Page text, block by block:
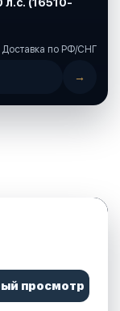
(16510-
Доставка по РФ/СНГ
→
просмотр